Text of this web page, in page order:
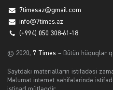
7timesaz@gmail.com
info@7times.az
(+994) 050 308-61-18
© 2020, 7 Times – Bütün hüquqlar
Saytdakı materialların istifadəsi
Məlumat internet səhifələrində